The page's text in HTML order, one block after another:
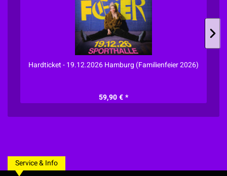
Hardticket - 19.12.2026 Hamburg (Familienfeier 2026)
59,90 € *
Service & Info